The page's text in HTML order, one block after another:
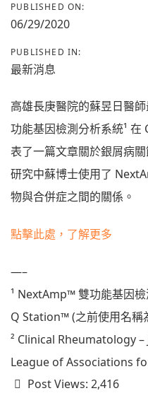
PUBLISHED ON:
06/29/2020
PUBLISHED IN:
最新消息
高雄長庚醫院的蘇昱日醫
功能基因檢測分析系統¹
表了一篇文章關於銀屑病
研究中蘇博士使用了
物與合併症之間的關係。
點擊此處，了解更多
—–
¹ NextAmp™ 雙功能基因
Q Station™ (之前使用名
² Clinical Rheumatology
League of Associations
Post Views: 2,416